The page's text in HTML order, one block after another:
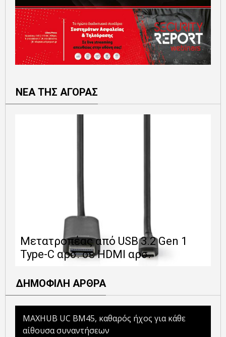
ΝΕΑ ΤΗΣ ΑΓΟΡΑΣ
Μετατροπέας από USB 3.2 Gen 1
Type-C αρσ. σε HDMI αρσ.
ΔΗΜΟΦΙΛΗ ΑΡΘΡΑ
MAXHUB UC BM45, καθαρός ήχος για κάθε
αίθουσα συναντήσεων